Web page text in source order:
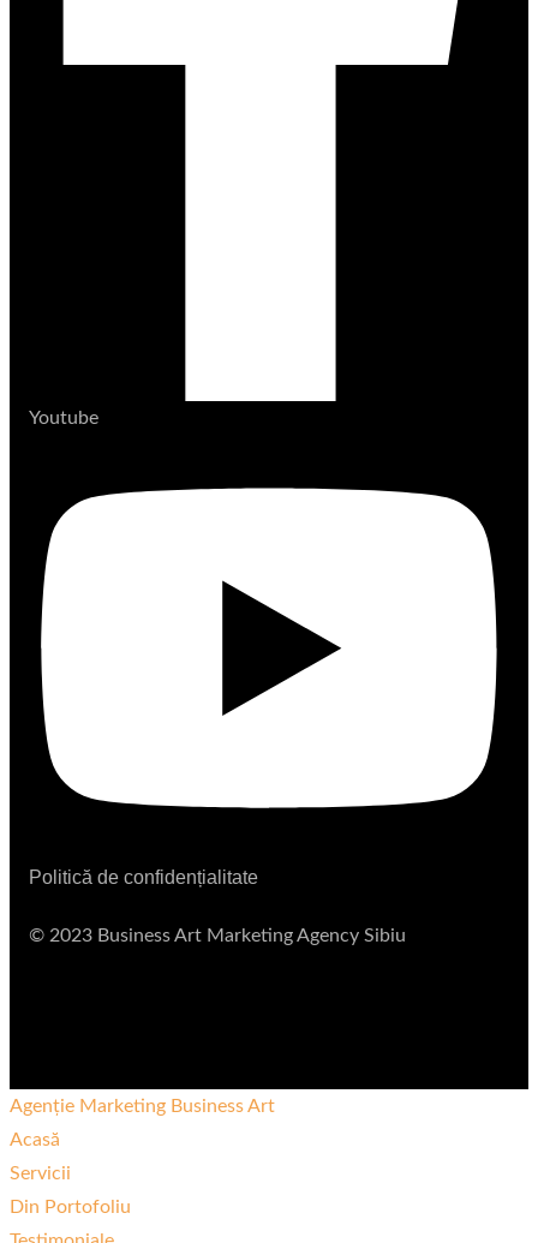
Youtube
Politică de confidențialitate
© 2023 Business Art Marketing Agency Sibiu
Agenție Marketing Business Art
Acasă
Servicii
Din Portofoliu